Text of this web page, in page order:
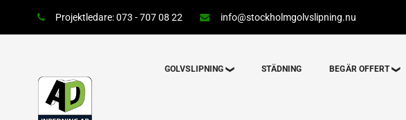
Projektledare: 073 - 707 08 22 info@stockholmgolvslipning.nu
GOLVSLIPNING STÄDNING BEGÄR OFFERT